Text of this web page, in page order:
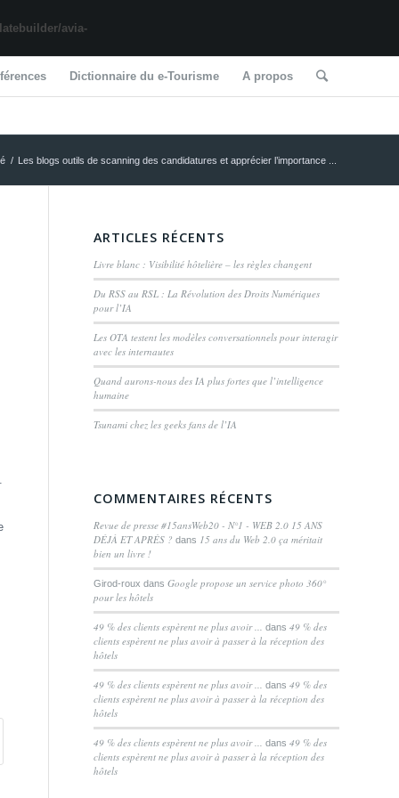
avia-
Dictionnaire du e-Tourisme A propos
/ Les blogs outils de scanning des candidatures et apprécier l’importance ...
ARTICLES RÉCENTS
Livre blanc : Visibilité hôtelière – les règles changent
Du RSS au RSL : La Révolution des Droits Numériques
pour l’IA
Les OTA testent les modèles conversationnels pour interagir
avec les internautes
Quand aurons-nous des IA plus fortes que l’intelligence
humaine
Tsunami chez les geeks fans de l’IA
COMMENTAIRES RÉCENTS
Revue de presse #15ansWeb20 - N°1 - WEB 2.0 15 ANS
DÉJÀ ET APRÈS ? dans 15 ans du Web 2.0 ça méritait
bien un livre !
Girod-roux dansGoogle propose un service photo 360°
pour les hôtels
49 % des clients espèrent ne plus avoir ... dans49 % des
clients espèrent ne plus avoir à passer à la réception des
hôtels
49 % des clients espèrent ne plus avoir ... dans49 % des
clients espèrent ne plus avoir à passer à la réception des
hôtels
49 % des clients espèrent ne plus avoir ... dans49 % des
clients espèrent ne plus avoir à passer à la réception des
hôtels